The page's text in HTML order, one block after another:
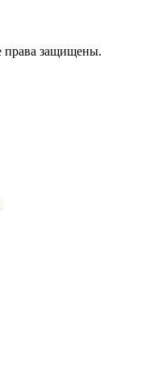
права защищены.